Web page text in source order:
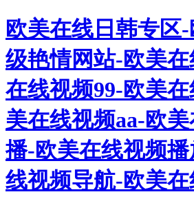
欧美在线日韩专区
级艳情网站-欧美
在线视频99-欧美
美在线视频aa-欧
播-欧美在线视频
线视频导航-欧美